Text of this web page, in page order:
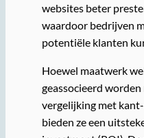
websites beter
waardoor bedrijven
potentiële klanten
Hoewel maatwerk
geassocieerd
vergelijking met
bieden ze een